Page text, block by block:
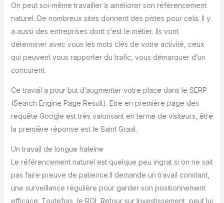
On peut soi-même travailler à améliorer son référencement
naturel. De nombreux sites donnent des pistes pour cela. Il y
a aussi des entreprises dont c’est le métier. Ils vont
déterminer avec vous les mots clés de votre activité, ceux
qui peuvent vous rapporter du trafic, vous démarquer d’un
concurent.
Ce travail a pour but d’augmenter votre place dans le SERP
(Search Engine Page Result). Etre en première page des
requête Google est très valorisant en terme de visiteurs, être
la première réponse est le Saint Graal.
Un travail de longue haleine
Le référencement naturel est quelque peu ingrat si on ne sait
pas faire preuve de patience.Il demande un travail constant,
une surveillance régulière pour garder son positionnement
efficace. Toutefois, le ROI, Retour sur Investissement, peut lui